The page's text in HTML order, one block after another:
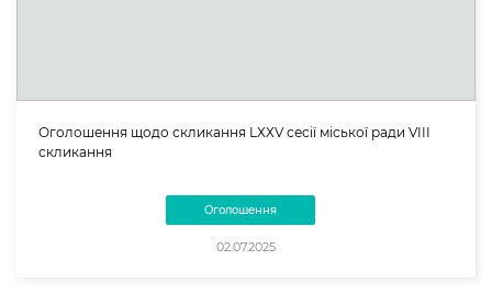
Оголошення щодо скликання LХХV сесії міської ради VIII
скликання
Оголошення
02.07.2025